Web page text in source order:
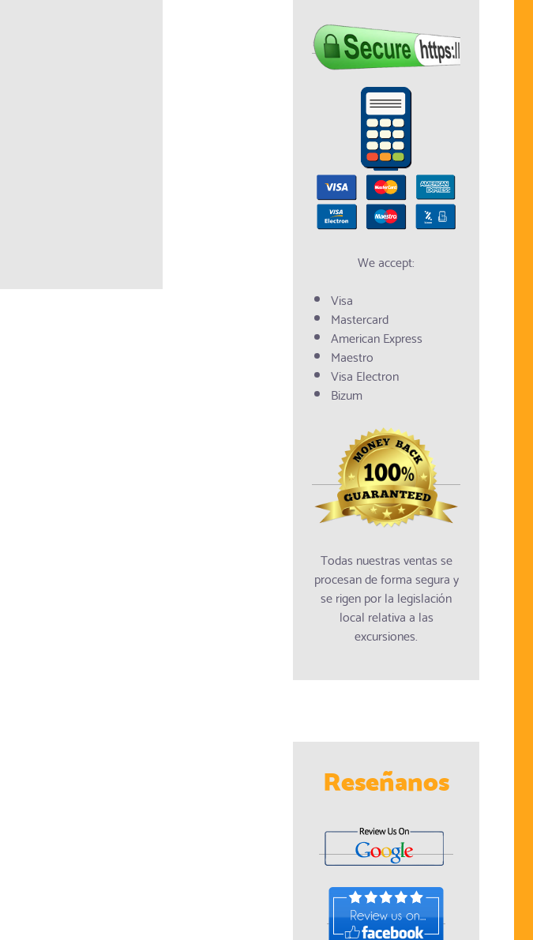
We accept:
Visa
Mastercard
American Express
Maestro
Visa Electron
Bizum
Todas nuestras ventas se
procesan de forma segura y
se rigen por la legislación
local relativa a las
excursiones.
Reseñanos